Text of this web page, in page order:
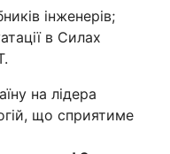
інженерів;
в Силах
на лідера
що сприятиме